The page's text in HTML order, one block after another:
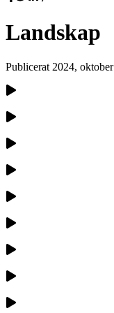
Landskap
Publicerat 2024, oktober